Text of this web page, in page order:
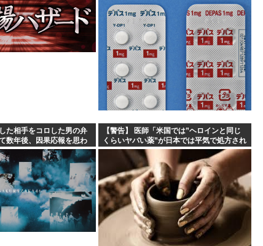
のって何？...
トランプの支持率低
た相手をコロした男の弁
数年後、因果応報を思わ
【警告】 医師「米国では”ヘロインと同じ
くらいヤバい薬”が日本では平気で処方され
てる」